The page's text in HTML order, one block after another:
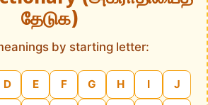
தேடுக)
by starting letter:
D E F G H I J